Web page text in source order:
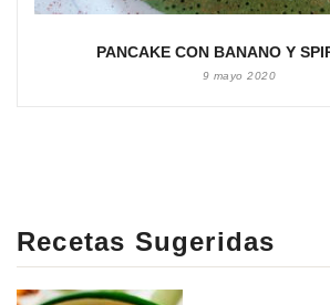
PANCAKE CON BANANO Y
9 mayo 2020
Recetas Sugeridas